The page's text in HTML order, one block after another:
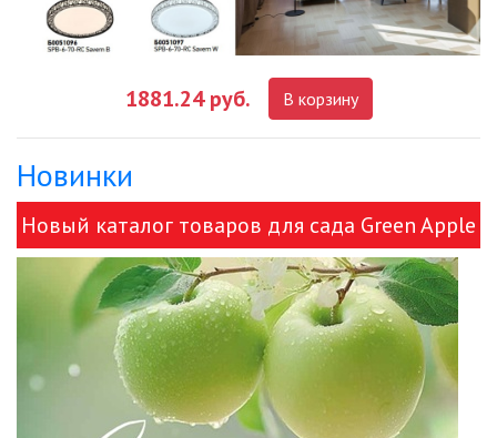
1881.24 руб. В корзину
Новинки
Новый каталог товаров для сада Green Apple
и ЭРА!